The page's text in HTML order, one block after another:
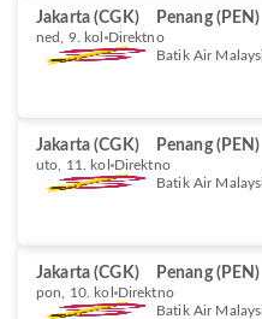
Jakarta (CGK) Penang (PEN)
ned, 9. kol Direktno
Batik Air
Jakarta (CGK) Penang (PEN)
uto, 11. kol Direktno
Batik Air
Jakarta (CGK) Penang (PEN)
pon, 10. kol Direktno
Batik Air